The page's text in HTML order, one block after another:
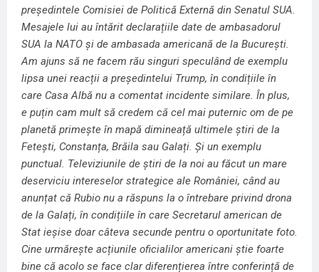
președintele Comisiei de Politică Externă din Senatul SUA.
Mesajele lui au întărit declarațiile date de ambasadorul
SUA la NATO și de ambasada americană de la București.
Am ajuns să ne facem rău singuri speculând de exemplu
lipsa unei reacții a președintelui Trump, în condițiile în
care Casa Albă nu a comentat incidente similare. În plus,
e puțin cam mult să credem că cel mai puternic om de pe
planetă primește în mapă dimineață ultimele știri de la
Fetești, Constanța, Brăila sau Galați. Și un exemplu
punctual. Televiziunile de știri de la noi au făcut un mare
deserviciu intereselor strategice ale României, când au
anunțat că Rubio nu a răspuns la o întrebare privind drona
de la Galați, în condițiile în care Secretarul american de
Stat ieșise doar câteva secunde pentru o oportunitate foto.
Cine urmărește acțiunile oficialilor americani știe foarte
bine că acolo se face clar diferențierea între conferință de